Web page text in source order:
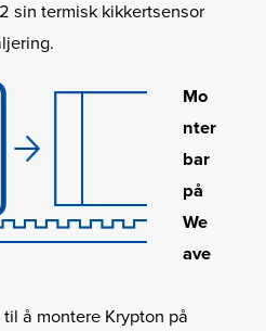
sin termisk kikkertsensor
Mo
nter
bar
på
We
ave
til å montere Krypton på